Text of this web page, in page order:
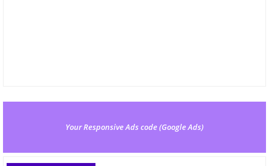
Your Responsive Ads code (Google Ads)